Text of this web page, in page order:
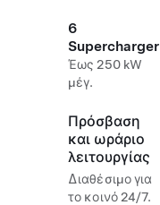
6
Supercharger
Έως 250 kW
μέγ.
Πρόσβαση
και ωράριο
λειτουργίας
Διαθέσιμο για
το κοινό 24/7.